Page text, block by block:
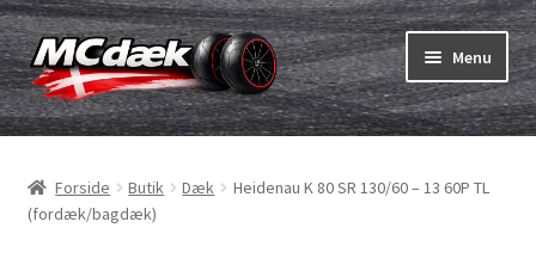
Spring
til
navigation
Spring
til
indhold
Menu
Dæk
Udfold
Slanger & fælgband
Udfold
Forside Butik Dæk
Heidenau K 80 SR 130/60 – 13 60P TL
(fordæk/bagdæk)